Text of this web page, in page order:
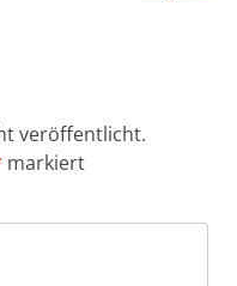
veröffentlicht.
markiert